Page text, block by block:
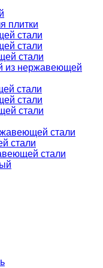
плитки
стали
стали
стали
из нержавеющей
стали
стали
стали
стали
стали
стали